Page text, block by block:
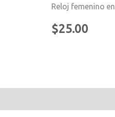
Reloj femenino
$25.00